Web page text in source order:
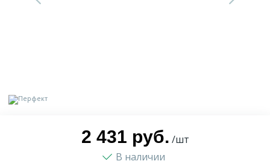
2 431 руб. /шт
В наличии
Блог Полуколонна